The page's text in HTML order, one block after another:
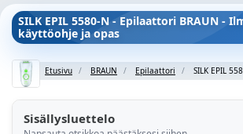
SILK EPIL 5580-N - Epilaattori BRAUN -
käyttöohje ja opas
Etusivu BRAUN Epilaattori SILK EPIL
Sisällysluettelo